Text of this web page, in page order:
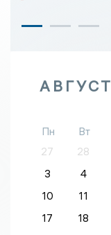
АВГУСТ
Пн Вт
27
28
3
4
10
11
17
18